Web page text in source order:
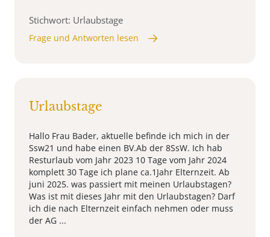
Stichwort: Urlaubstage
Frage und Antworten lesen
Urlaubstage
Hallo Frau Bader, aktuelle befinde ich mich in der
Ssw21 und habe einen BV.Ab der 8SsW. Ich hab
Resturlaub vom Jahr 2023 10 Tage vom Jahr 2024
komplett 30 Tage ich plane ca.1Jahr Elternzeit. Ab
juni 2025. was passiert mit meinen Urlaubstagen?
Was ist mit dieses Jahr mit den Urlaubstagen? Darf
ich die nach Elternzeit einfach nehmen oder muss
der AG ...